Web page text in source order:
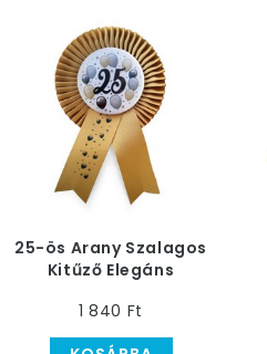
25-ös Arany Szalagos
Kitűző Elegáns
1 840 Ft